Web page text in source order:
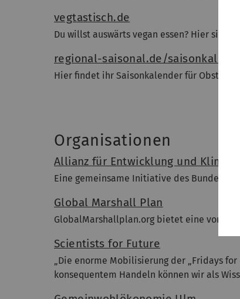
vegtastisch.de
Du willst auswärts vegan essen? Hier sind
regional-saisonal.de/
Hier findet ihr Saisonkalender für Obst,
Organisationen
Allianz für Entwicklung und Klima
Eine gemeinsame Initiative des
Global Marshall Plan
GlobalMarshallplan.org bietet eine
Scientists for Future
„Die enorme Mobilisierung der „Fridays
konsequentem Handeln können wir als